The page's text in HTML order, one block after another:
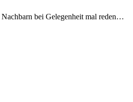
bei Gelegenheit mal reden…